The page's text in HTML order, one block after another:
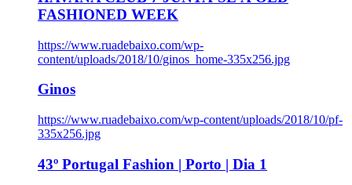
FASHIONED WEEK
https://www.ruadebaixo.com/wp-
content/uploads/2018/10/ginos_home-335x256.jpg
Ginos
https://www.ruadebaixo.com/wp-content/uploads/2018/10/pf-
335x256.jpg
43º Portugal Fashion | Porto | Dia 1